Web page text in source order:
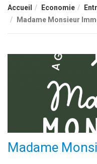
Accueil Economie
Madame Monsieur
Madame